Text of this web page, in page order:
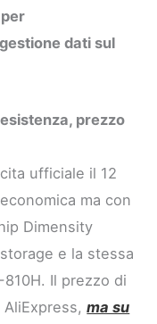
dati sul
prezzo
ufficiale il 12
ma con
Dimensity
e la stessa
Il prezzo di
AliExpress,ma su